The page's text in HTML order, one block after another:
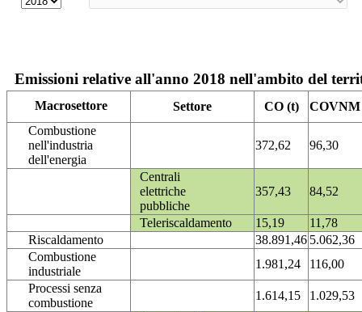
Emissioni relative all'anno 2018 nell'ambito del
Macrosettore Settore CO (t)
COVNM
Combustione
nell'industria
dell'energia
372,62 96,30
Centrali
elettriche
pubbliche
357,43 84,52
Teleriscaldamento 15,19
11,78
Riscaldamento
38.891,46 5.062,36
Combustione
industriale
1.981,24
116,00
Processi senza
combustione
1.614,15
1.029,53